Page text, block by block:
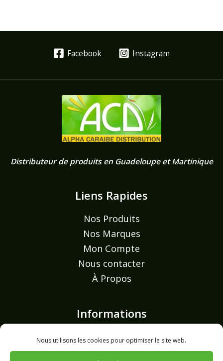
Nous utilisons les cookies pour optimiser le site web.
Facebook Instagram
Distributeur de produits en Guadeloupe et Martinique
Liens Rapides
Nos Produits
Nos Marques
Mon Compte
Nous contacter
À Propos
Informations
Mentions légales
Politique de confidentialité